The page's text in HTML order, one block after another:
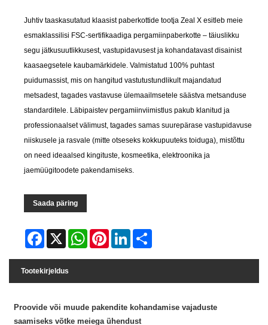
Juhtiv taaskasutatud klaasist paberkottide tootja Zeal X esitleb meie
esmaklassilisi FSC-sertifikaadiga pergamiinpaberkotte – täiuslikku
segu jätkusuutlikkusest, vastupidavusest ja kohandatavast disainist
kaasaegsetele kaubamärkidele. Valmistatud 100% puhtast
puidumassist, mis on hangitud vastutustundlikult majandatud
metsadest, tagades vastavuse ülemaailmsetele säästva metsanduse
standarditele. Läbipaistev pergamiinviimistlus pakub klanitud ja
professionaalset välimust, tagades samas suurepärase vastupidavuse
niiskusele ja rasvale (mitte otseseks kokkupuuteks toiduga), mistõttu
on need ideaalsed kingituste, kosmeetika, elektroonika ja
jaemüügitoodete pakendamiseks.
Saada päring
Facebook
X WhatsAppPinterestLinkedIn
Tootekirjeldus
Proovide või muude pakendite kohandamise vajaduste
saamiseks võtke meiega ühendust